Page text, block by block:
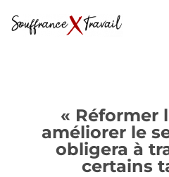
« Réformer
améliorer le
obligera à
certains